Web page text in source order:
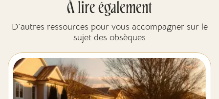
À lire également
D'autres ressources pour vous accompagner sur le
sujet des obsèques